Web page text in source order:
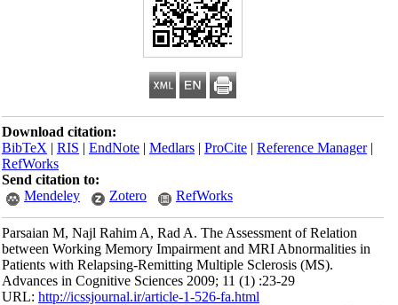
Download citation:
BibTeX|RIS|EndNote|Medlars|ProCite|Reference Manager
RefWorks
Send citation to:
Mendeley
Zotero RefWorks
Parsaian M, Najl Rahim A, Rad A. The Assessment of Relation
between Working Memory Impairment and MRI Abnormalities in
Patients with Relapsing-Remitting Multiple Sclerosis (MS).
Advances in Cognitive Sciences 2009; 11 (1) :23-29
URL:http://icssjournal.ir/article-1-526-fa.html